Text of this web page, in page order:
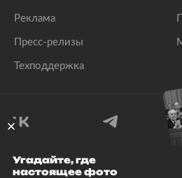
Реклама
Пресс-релизы
Техподдержка
© 1999–2026 Все права
Угадайте, где
настоящее фото